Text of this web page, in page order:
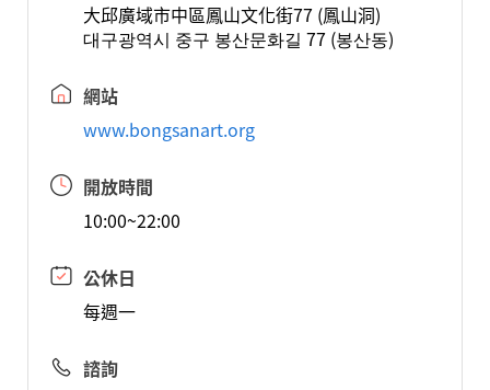
大邱廣域市中區鳳山文化街77 (鳳山洞)
대구광역시 중구 봉산문화길 77 (봉산동)
網站
www.bongsanart.org
開放時間
10:00~22:00
公休日
每週一
諮詢